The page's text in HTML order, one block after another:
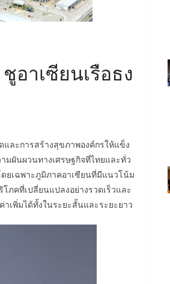
อาเซียนเรือธง
และการสร้างสุขภาพองค์กรให้แข็ง
มผันผวนทางเศรษฐกิจที่ไทยและทั่ว
ยเฉพาะภูมิภาคอาเซียนที่มีแนวโน้ม
ภคที่เปลี่ยนแปลงอย่างรวดเร็วและ
เพิ่มได้ทั้งในระยะสั้นและระยะยาว